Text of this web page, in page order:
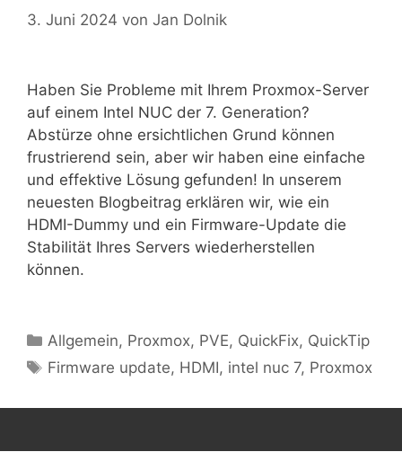
3. Juni 2024 von Jan Dolnik
Haben Sie Probleme mit Ihrem Proxmox-Server
auf einem Intel NUC der 7. Generation?
Abstürze ohne ersichtlichen Grund können
frustrierend sein, aber wir haben eine einfache
und effektive Lösung gefunden! In unserem
neuesten Blogbeitrag erklären wir, wie ein
HDMI-Dummy und ein Firmware-Update die
Stabilität Ihres Servers wiederherstellen
können.
Kategorien
Allgemein, Proxmox, PVE, QuickFix, QuickTip
Schlagwörter
Firmware update, HDMI, intel nuc 7, Proxmox